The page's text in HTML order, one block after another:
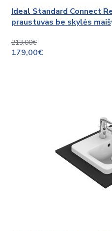
Ideal Standard Connect
praustuvas be skylės
213,00€
179,00€